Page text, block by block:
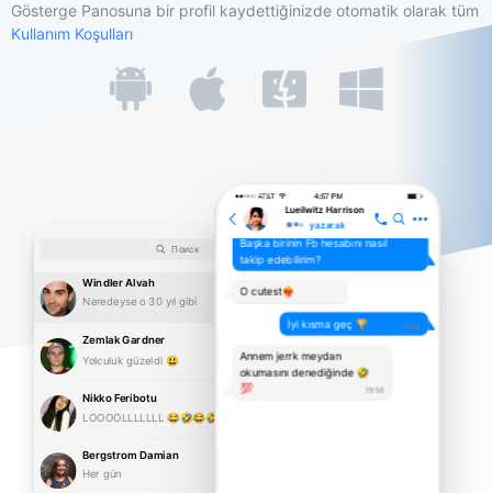
Gösterge Panosuna bir profil kaydettiğinizde otomatik olarak tüm
Kullanım Koşulları
Поиск
Windler Alvah
Neredeyse o 30 yıl gibi
Zemlak Gardner
Yolculuk güzeldi 😃
Nikko Feribotu
LOOOOLLLLLLL 😂🤣😂🤣
Bergstrom Damian
Her gün
Lueilwitz Harrison
yazarak
Başka birinin Fb hesabını nasıl
takip edebilirim?
O cutest❤️‍🔥
İyi kısma geç 🏆 19:58
Annem jerrk meydan
okumasını denediğinde 🤣
💯 19:58